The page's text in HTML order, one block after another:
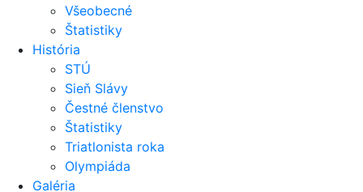
Všeobecné
Štatistiky
História
STÚ
Sieň Slávy
Čestné členstvo
Štatistiky
Triatlonista roka
Olympiáda
Galéria